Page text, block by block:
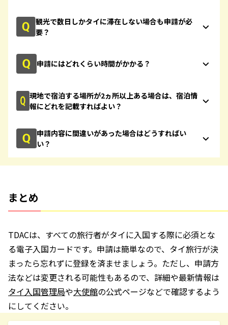
観光で数日しかタイに滞在しない場合も申請が必
要？
申請にはどれくらい時間がかかる？
現地で宿泊する場所が2ヵ所以上ある場合は、宿泊情
報にどれを記載すればよい？
申請内容に間違いがあった場合はどうすればい
い？
まとめ
TDACは、すべての旅行者がタイに入国する際に必須とな
る電子入国カードです。申請は簡単なので、タイ旅行が決
まったら忘れずに登録を済ませましょう。ただし、申請方
法などは変更される可能性もあるので、詳細や最新情報は
タイ入国管理局や大使館の公式ページなどで確認するよう
にしてください。